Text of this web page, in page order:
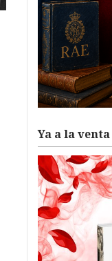
Ya a la venta